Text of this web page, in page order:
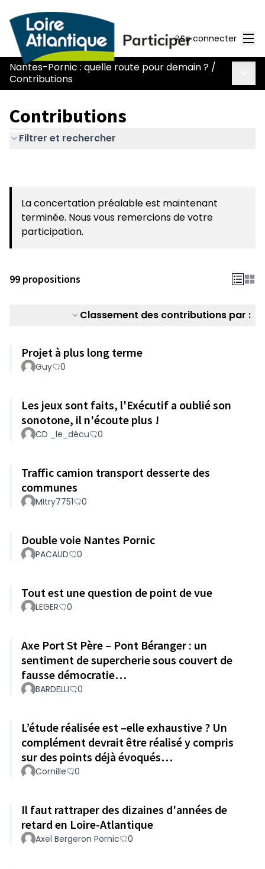
Se connecter
Nantes-Pornic : quelle route pour demain ? /
Contributions
Contributions
Filtrer et rechercher
La concertation préalable est maintenant
terminée. Nous vous remercions de votre
participation.
99 propositions
Classement des contributions par :
Projet à plus long terme
Guy 0
Les jeux sont faits, l'Exécutif a oublié son
sonotone, il n'écoute plus !
CD _le_décu 0
Traffic camion transport desserte des
communes
MItry7751 0
Double voie Nantes Pornic
PACAUD 0
Tout est une question de point de vue
LEGER 0
Axe Port St Père – Pont Béranger : un
sentiment de supercherie sous couvert de
fausse démocratie…
BARDELLI 0
L’étude réalisée est –elle exhaustive ? Un
complément devrait être réalisé y compris
sur des points déjà évoqués…
Cornille 0
Il faut rattraper des dizaines d'années de
retard en Loire-Atlantique
Axel Bergeron Pornic 0